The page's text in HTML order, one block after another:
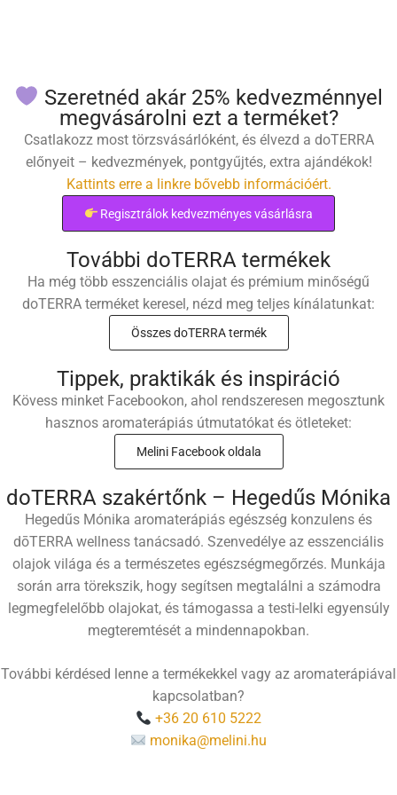
Szeretnéd akár 25% kedvezménnyel
megvásárolni ezt a terméket?
Csatlakozz most törzsvásárlóként, és élvezd a doTERRA
előnyeit – kedvezmények, pontgyűjtés, extra ajándékok!
Kattints erre a linkre bővebb információért.
Regisztrálok kedvezményes vásárlásra
További doTERRA termékek
Ha még több esszenciális olajat és prémium minőségű
doTERRA terméket keresel, nézd meg teljes kínálatunkat:
Összes doTERRA termék
Tippek, praktikák és inspiráció
Kövess minket Facebookon, ahol rendszeresen megosztunk
hasznos aromaterápiás útmutatókat és ötleteket:
Melini Facebook oldala
doTERRA szakértőnk – Hegedűs Mónika
Hegedűs Mónika aromaterápiás egészség konzulens és
dōTERRA wellness tanácsadó. Szenvedélye az esszenciális
olajok világa és a természetes egészségmegőrzés. Munkája
során arra törekszik, hogy segítsen megtalálni a számodra
legmegfelelőbb olajokat, és támogassa a testi-lelki egyensúly
megteremtését a mindennapokban.
További kérdésed lenne a termékekkel vagy az aromaterápiával
kapcsolatban?
+36 20 610 5222
monika@melini.hu